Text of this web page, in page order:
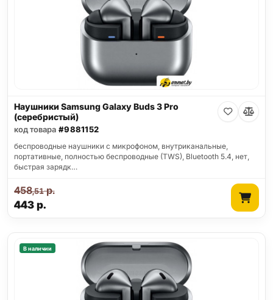
Наушники Samsung Galaxy Buds 3 Pro
(серебристый)
код товара #9881152
беспроводные наушники с микрофоном, внутриканальные,
портативные, полностью беспроводные (TWS), Bluetooth 5.4, нет,
быстрая зарядк…
443р.
458,51р.
В наличии